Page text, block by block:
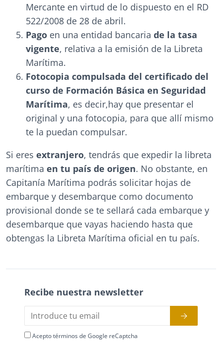
Mercante en virtud de lo dispuesto en el RD
522/2008 de 28 de abril.
Pago en una entidad bancaria de la tasa
vigente, relativa a la emisión de la Libreta
Marítima.
Fotocopia compulsada del certificado del
curso de Formación Básica en Seguridad
Marítima, es decir,hay que presentar el
original y una fotocopia, para que allí mismo
te la puedan compulsar.
Si eres extranjero, tendrás que expedir la libreta
marítima en tu país de origen. No obstante, en
Capitanía Marítima podrás solicitar hojas de
embarque y desembarque como documento
provisional donde se te sellará cada embarque y
desembarque que vayas haciendo hasta que
obtengas la Libreta Marítima oficial en tu país.
Recibe nuestra newsletter
Acepto términos de Google reCaptcha